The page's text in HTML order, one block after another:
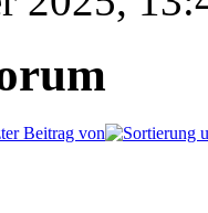
Beitrag von